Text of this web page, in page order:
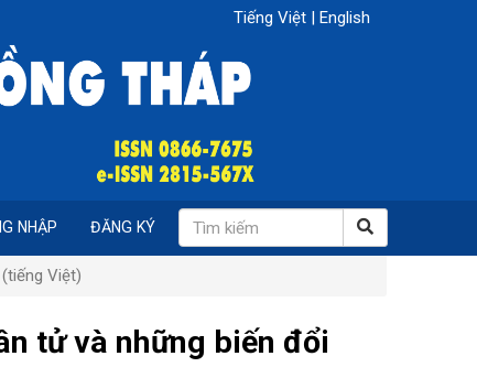
Tiếng Việt | English
NHẬP ĐĂNG KÝ
Việt)
tử và những biến đổi